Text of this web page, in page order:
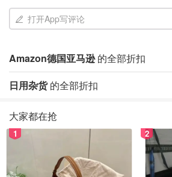
打开App写评论
Amazon德国亚马逊的全部折扣
日用杂货的全部折扣
大家都在抢
1 2